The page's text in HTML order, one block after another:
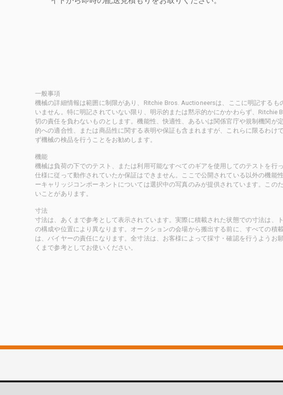
一般事項
機械の詳細情報は範囲に制限があり、Ritchie Bros. Auctioneersは、ここに明記する
いません。特に明記されていない限り、明示的または黙示的かにかかわらず、Ritchie
切の責任を負わないものとします。機能性、快適性、あるいは関係官庁や規制機関が
的への適合性、または商品性に関する表明や保証も含まれますが、これらに限るわけ
ず機械の検品を行うことをお勧めします。
機能
機械は負荷の下でのテスト、または利用可能なすべてのギアを使用してのテストを行
仕様に従って動作されていたか保証はできません。ここで公開されている以外の機能
ーキャリッジコンポーネントについては選択中の写真のみが提供されています。この
いことがあります。
寸法
寸法は、あくまで参考として表示されています。実際に積載された状態での寸法は、
の構成や位置により異なります。オークションの会場から搬出する前に、すべての積
は、バイヤーの責任になります。全寸法は、お客様によって採寸・確認を行うようお
くまで参考としてお使いください。